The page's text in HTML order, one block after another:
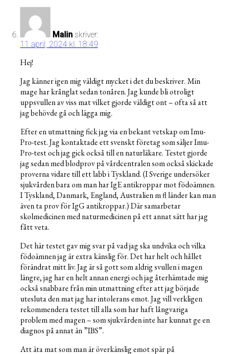
Malin skriver:
11 april, 2024 kl. 18:49
Hej!
Jag känner igen mig väldigt mycket i det du beskriver. Min
mage har krånglat sedan tonåren. Jag kunde bli otroligt
uppsvullen av viss mat vilket gjorde väldigt ont – ofta så att
jag behövde gå och lägga mig.
Efter en utmattning fick jag via en bekant vetskap om Imu-
Pro-test. Jag kontaktade ett svenskt företag som säljer Imu-
Pro-test och jag gick också till en naturläkare. Testet gjorde
jag sedan med blodprov på vårdcentralen som också skickade
proverna vidare till ett labb i Tyskland. (I Sverige undersöker
sjukvården bara om man har IgE antikroppar mot födoämnen.
I Tyskland, Danmark, England, Australien m fl länder kan man
även ta prov för IgG antikroppar.) Där samarbetar
skolmedicinen med naturmedicinen på ett annat sätt har jag
fått veta.
Det här testet gav mig svar på vad jag ska undvika och vilka
födoämnen jag är extra känslig för. Det har helt och hållet
förändrat mitt liv. Jag är så gott som aldrig svullen i magen
längre, jag har en helt annan energi och jag återhämtade mig
också snabbare från min utmattning efter att jag började
utesluta den mat jag har intolerans emot. Jag vill verkligen
rekommendera testet till alla som har haft långvariga
problem med magen – som sjukvården inte har kunnat ge en
diagnos på annat än ”IBS”.
Att äta mat som man är överkänslig emot spär på